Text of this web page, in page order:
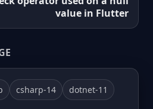
value in Flutter
csharp-14 dotnet-11